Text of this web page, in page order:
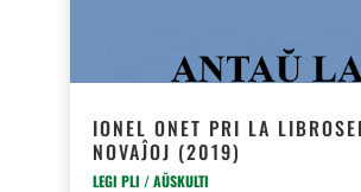
IONEL ONET PRI LA
NOVAĴOJ (2019)
LEGI PLI / AŬSKULTI